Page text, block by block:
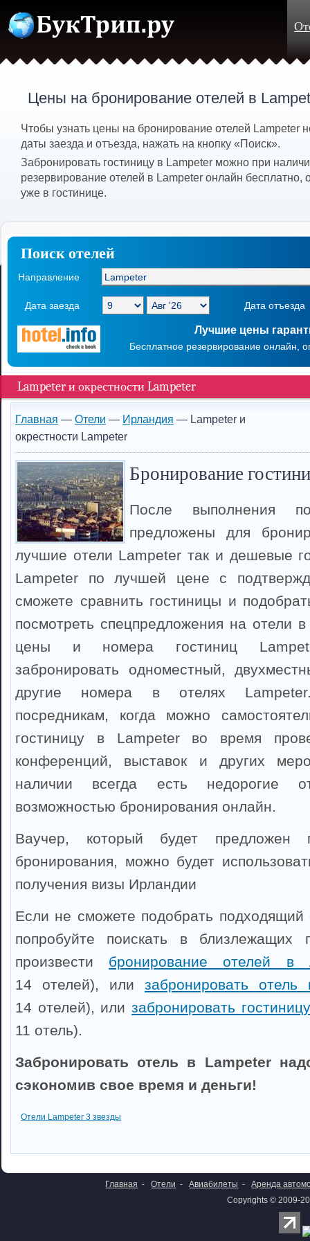
Цены на бронирование отелей в
Чтобы узнать цены на бронирование отелей Lampeter
даты заезда и отъезда, нажать на кнопку «Поиск».
Забронировать гостиницу в Lampeter можно при
резервирование отелей в Lampeter онлайн бесплатно,
уже в гостинице.
Поиск отелей
Направление
Дата заезда Дата отъезда
Лучшие цены
Бесплатное резервирование онлайн,
Lampeter и окрестности Lampeter
Главная — Отели — Ирландия — Lampeter и
окрестности Lampeter
Бронирование
После выполнения
предложены для
лучшие отели Lampeter так и дешевые
Lampeter по лучшей цене с
сможете сравнить гостиницы и
посмотреть спецпредложения на отели
цены и номера гостиниц
забронировать одноместный,
другие номера в отелях
посредникам, когда можно
гостиницу в Lampeter во время
конференций, выставок и других
наличии всегда есть недорогие
возможностью бронирования онлайн.
Ваучер, который будет предложен
бронирования, можно будет
получения визы Ирландии
Если не сможете подобрать подходящий
попробуйте поискать в близлежащих
произвести бронирование отелей в
14 отелей), или забронировать отель
14 отелей), илизабронировать
11 отель).
Забронировать отель в Lampeter
сэкономив свое время и деньги!
Отели Lampeter 3 звезды
Главная - Отели - Авиабилеты -
Аренда
Copyrights © 2009-